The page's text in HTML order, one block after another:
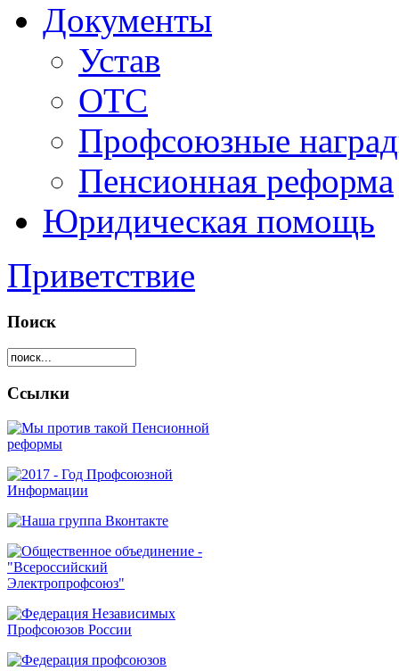
Документы
Устав
ОТС
Профсоюзные
Пенсионная реформа
Юридическая помощь
Приветствие
Поиск
Ссылки